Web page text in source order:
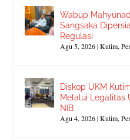
Wabup
Sangsaka
Regulasi
Agu 5, 2026|Kutim,
Diskop UKM
Melalui Legalitas
NIB
Agu 4, 2026|Kutim,